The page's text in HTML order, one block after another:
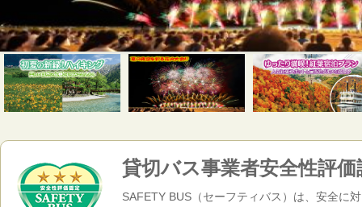
貸切バス事業者安全性評価
SAFETY BUS（セーフティバス）は、安全に